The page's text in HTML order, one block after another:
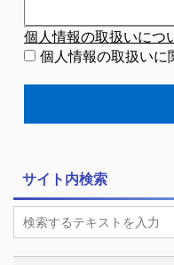
個人情報の取扱いにつ
個人情報の取扱いに
サイト内検索